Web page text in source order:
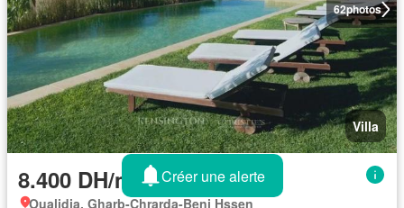
62photos
Villa
8.400 DH/mois
Oualidia, Gharb-Chrarda-Beni Hssen
Créer une alerte